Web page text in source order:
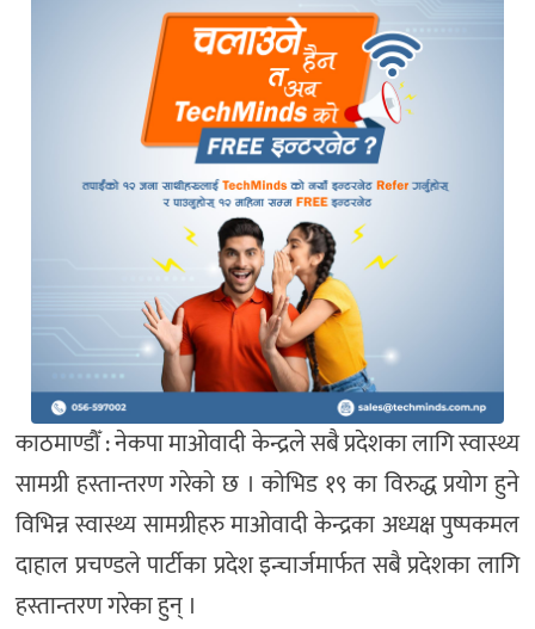
काठमाण्डौँ : नेकपा माओवादी केन्द्रले सबै प्रदेशका लागि स्वास्थ्य
सामग्री हस्तान्तरण गरेको छ । कोभिड १९ का विरुद्ध प्रयोग हुने
विभिन्न स्वास्थ्य सामग्रीहरु माओवादी केन्द्रका अध्यक्ष पुष्पकमल
दाहाल प्रचण्डले पार्टीका प्रदेश इन्चार्जमार्फत सबै प्रदेशका लागि
हस्तान्तरण गरेका हुन् ।